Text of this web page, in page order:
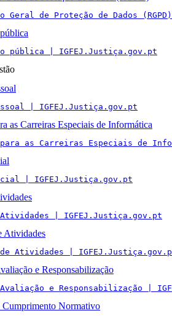
Geral de Proteção de Dados (RGPD)
pública | IGFEJ.Justiça.gov.pt
| IGFEJ.Justiça.gov.pt
as Carreiras Especiais de Informática
as Carreiras Especiais de
| IGFEJ.Justiça.gov.pt
Atividades | IGFEJ.Justiça.gov.pt
Atividades
Atividades |
e Responsabilização
Avaliação e Responsabilização |
Cumprimento Normativo